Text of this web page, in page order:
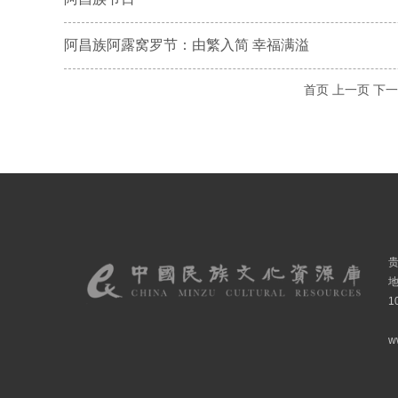
阿昌族阿露窝罗节：由繁入简 幸福满溢
首页 上一页 下